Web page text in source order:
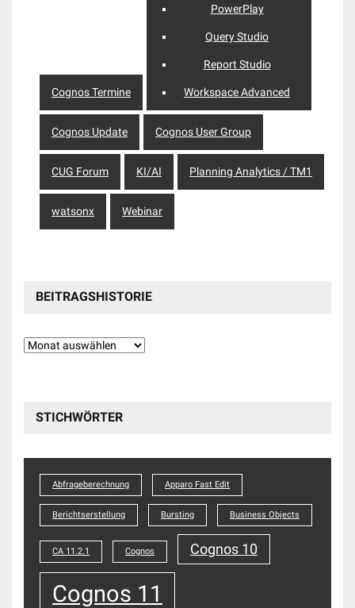
Cognos Termine
PowerPlay
Query Studio
Report Studio
Workspace Advanced
Cognos Update Cognos User Group
CUG Forum KI/AI Planning Analytics / TM1
watsonx Webinar
BEITRAGSHISTORIE
Beitragshistorie
STICHWÖRTER
Abfrageberechnung Apparo Fast Edit
Berichtserstellung Bursting Business Objects
CA 11.2.1 Cognos Cognos 10
Cognos 11